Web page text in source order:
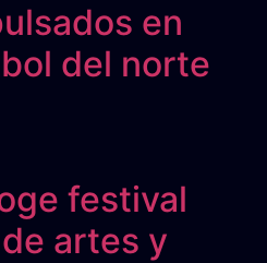
en
del norte
festival
artes y